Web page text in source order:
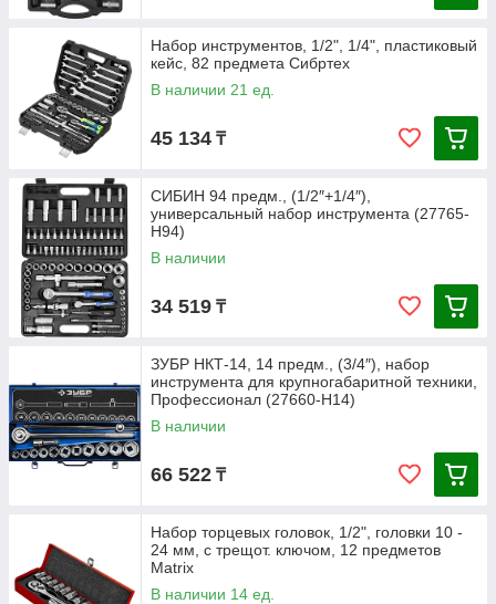
Набор инструментов, 1/2", 1/4", пластиковый
кейс, 82 предмета Сибртех
В наличии 21 ед.
45 134 ₸
СИБИН 94 предм., (1/2″+1/4″),
универсальный набор инструмента (27765-
H94)
В наличии
34 519 ₸
ЗУБР НКТ-14, 14 предм., (3/4″), набор
инструмента для крупногабаритной техники,
Профессионал (27660-H14)
В наличии
66 522 ₸
Набор торцевых головок, 1/2", головки 10 -
24 мм, с трещот. ключом, 12 предметов
Matrix
В наличии 14 ед.